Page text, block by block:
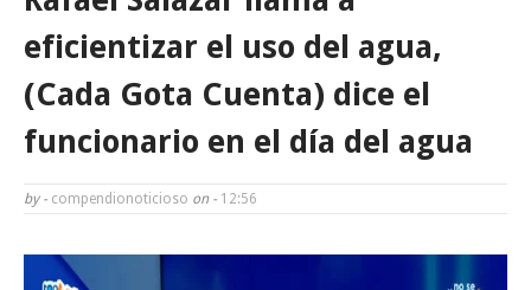
eficientizar el uso del agua,
(Cada Gota Cuenta) dice el
funcionario en el día del agua
by - compendionoticioso on - 12:56